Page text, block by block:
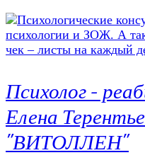
Психолог –
Елена
"ВИТОЛЛЕН"